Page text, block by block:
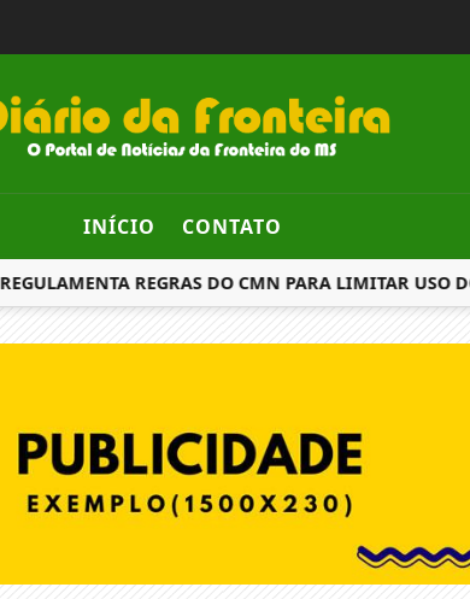
INÍCIO CONTATO
REGRAS DO CMN PARA LIMITAR USO